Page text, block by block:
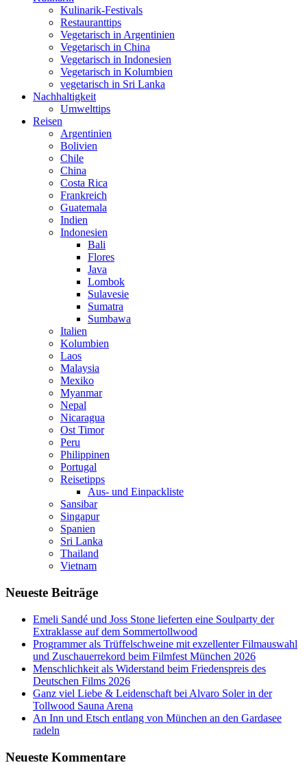
Kulinarik-Festivals
Restauranttips
Vegetarisch in Argentinien
Vegetarisch in China
Vegetarisch in Indonesien
Vegetarisch in Kolumbien
vegetarisch in Sri Lanka
Nachhaltigkeit
Umwelttips
Reisen
Argentinien
Bolivien
Chile
China
Costa Rica
Frankreich
Guatemala
Indien
Indonesien
Bali
Flores
Java
Lombok
Sulavesie
Sumatra
Sumbawa
Italien
Kolumbien
Laos
Malaysia
Mexiko
Myanmar
Nepal
Nicaragua
Ost Timor
Peru
Philippinen
Portugal
Reisetipps
Aus- und Einpackliste
Sansibar
Singapur
Spanien
Sri Lanka
Thailand
Vietnam
Neueste Beiträge
Emeli Sandé und Joss Stone lieferten eine Soulparty der
Extraklasse auf dem Sommertollwood
Programmer als Trüffelschweine mit exzellenter Filmauswahl
und Zuschauerrekord beim Filmfest München 2026
Menschlichkeit als Widerstand beim Friedenspreis des
Deutschen Films 2026
Ganz viel Liebe & Leidenschaft bei Alvaro Soler in der
Tollwood Sauna Arena
An Inn und Etsch entlang von München an den Gardasee
radeln
Neueste Kommentare